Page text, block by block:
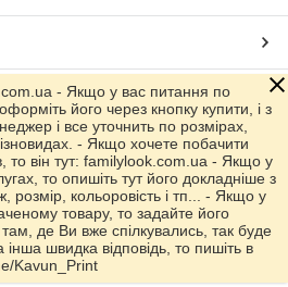
Prom.ua
- Якщо у вас питання по
його через кнопку купити, і з
і все уточнить по розмірах,
- Якщо хочете побачити
то він тут: familylook.com.ua - Якщо у
то опишіть тут його докладніше з
розмір, кольоровість і тп... - Якщо у
товару, то задайте його
де Ви вже спілкувались, так буде
швидка відповідь, то пишіть в
Kavun_Print